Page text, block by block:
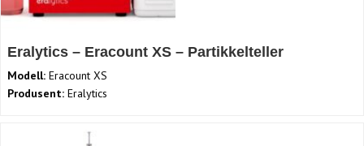
Eralytics – Eracount XS – Partikkelteller
Modell: Eracount XS
Produsent: Eralytics